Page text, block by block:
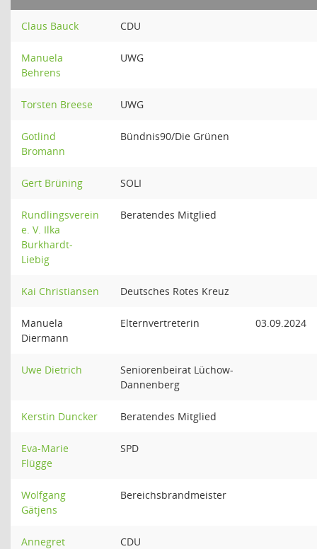
Claus Bauck CDU
Manuela
Behrens
UWG
Torsten Breese UWG
Gotlind
Bromann
Bündnis90/Die Grünen
Gert Brüning SOLI
Rundlingsverein
e. V. Ilka
Burkhardt-
Liebig
Beratendes Mitglied
Kai Christiansen Deutsches Rotes Kreuz
Manuela
Diermann
Elternvertreterin 03.09.2024
Uwe Dietrich
Seniorenbeirat Lüchow-
Dannenberg
Kerstin Duncker Beratendes Mitglied
Eva-Marie
Flügge
SPD
Wolfgang
Gätjens
Bereichsbrandmeister
Annegret
CDU